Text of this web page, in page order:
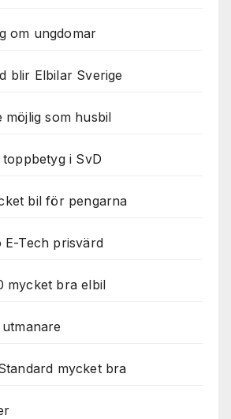
om ungdomar
blir Elbilar Sverige
möjlig som husbil
i SvD
bil för pengarna
E-Tech prisvärd
mycket bra elbil
mycket bra